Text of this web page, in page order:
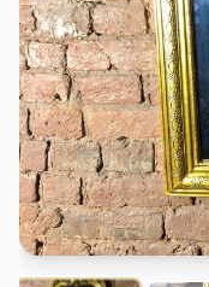
РЕСТАВРАЦИЯ
КУРСЫ ПО
КОНТАКТЫ
ДОСТАВКА И